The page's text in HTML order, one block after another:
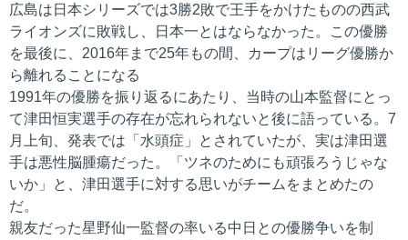
広島は日本シリーズでは3勝2敗で王手をかけたものの西武
ライオンズに敗戦し、日本一とはならなかった。この優勝
を最後に、2016年まで25年もの間、カープはリーグ優勝か
ら離れることになる
1991年の優勝を振り返るにあたり、当時の山本監督にとっ
て津田恒実選手の存在が忘れられないと後に語っている。7
月上旬、発表では「水頭症」とされていたが、実は津田選
手は悪性脳腫瘍だった。「ツネのためにも頑張ろうじゃな
いか」と、津田選手に対する思いがチームをまとめたの
だ。
親友だった星野仙一監督の率いる中日との優勝争いを制